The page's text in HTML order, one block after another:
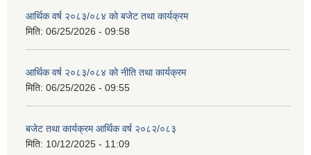
आर्थिक वर्ष २०८३/०८४ को बजेट तथा कार्यक्रम
मिति: 06/25/2026 - 09:58
आर्थिक वर्ष २०८३/०८४ को नीति तथा कार्यक्रम
मिति: 06/25/2026 - 09:55
बजेट तथा कार्यक्रम आर्थिक वर्ष २०८२/०८३
मिति: 10/12/2025 - 11:09